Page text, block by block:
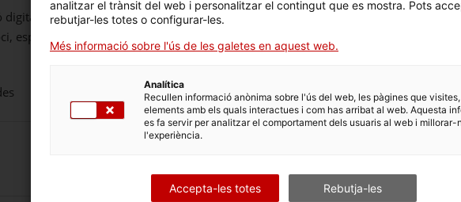
esports i
L’empresa tèxtil
El 30 % de les
artificial el 2025, 6
analitzar el trànsit del web i personalitzar el contingut que es mostra. Pots
rebutjar-les totes o configurar-les.
Més informació sobre l'ús de les galetes en aquest web.
Analítica
Recullen informació anònima sobre l'ús del web, les pàgines que
elements amb els quals interactues i com has arribat al web. Aquesta
es fa servir per analitzar el comportament dels usuaris al web i millorar-
l'experiència.
Accepta-les totes Rebutja-les